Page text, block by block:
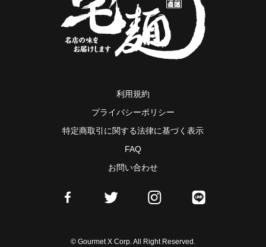
利用規約
プライバシーポリシー
特定商取引に関する法律に基づく表示
FAQ
お問い合わせ
© Gourmet X Corp. All Right Reserved.